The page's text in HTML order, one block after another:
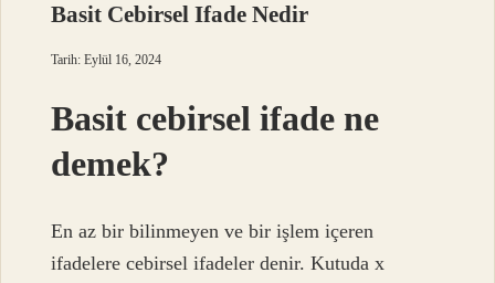
Basit Cebirsel Ifade Nedir
Tarih: Eylül 16, 2024
Basit cebirsel ifade ne
demek?
En az bir bilinmeyen ve bir işlem içeren
ifadelere cebirsel ifadeler denir. Kutuda x